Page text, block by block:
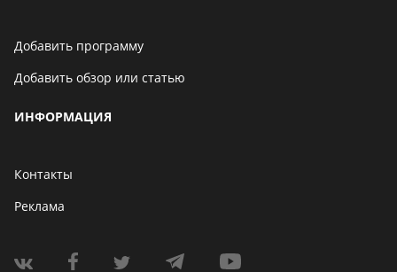
Добавить программу
Добавить обзор или статью
ИНФОРМАЦИЯ
Контакты
Реклама